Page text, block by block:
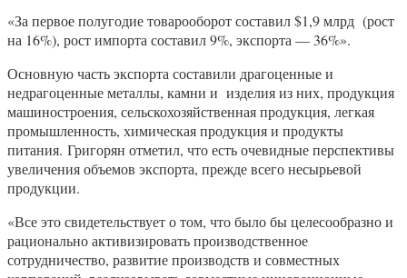
«За первое полугодие товарооборот составил $1,9 млрд (рост
на 16%), рост импорта составил 9%, экспорта — 36%».
Основную часть экспорта составили драгоценные и
недрагоценные металлы, камни и изделия из них, продукция
машиностроения, сельскохозяйственная продукция, легкая
промышленность, химическая продукция и продукты
питания. Григорян отметил, что есть очевидные перспективы
увеличения объемов экспорта, прежде всего несырьевой
продукции.
«Все это свидетельствует о том, что было бы целесообразно и
рационально активизировать производственное
сотрудничество, развитие производств и совместных